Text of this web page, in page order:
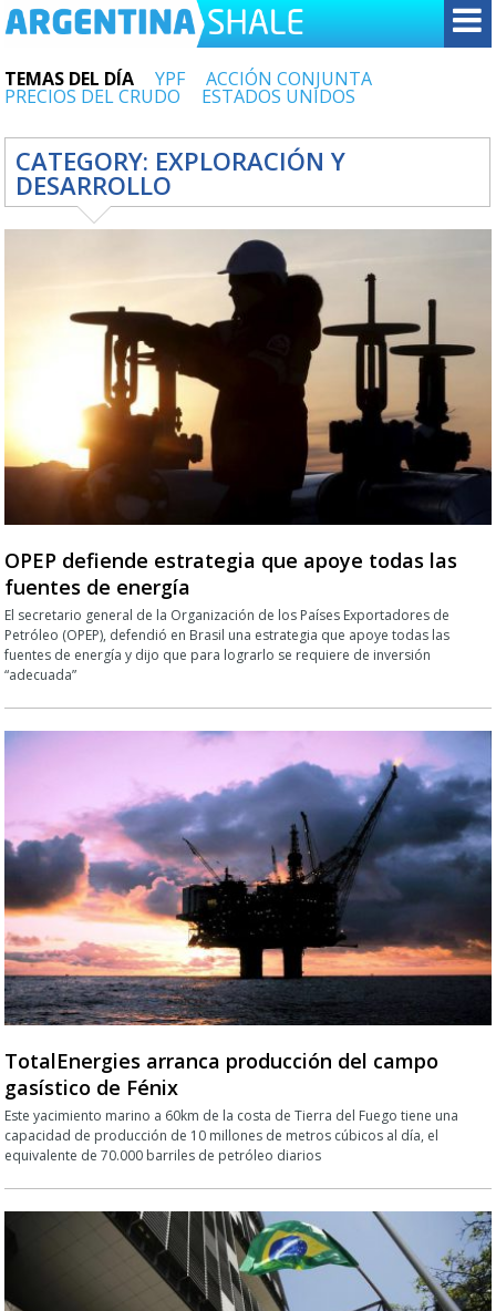
TEMAS DEL DÍA YPF ACCIÓN CONJUNTA
PRECIOS DEL CRUDO ESTADOS UNIDOS
CATEGORY: EXPLORACIÓN Y
DESARROLLO
OPEP defiende estrategia que apoye todas las
fuentes de energía
El secretario general de la Organización de los Países Exportadores de
Petróleo (OPEP), defendió en Brasil una estrategia que apoye todas las
fuentes de energía y dijo que para lograrlo se requiere de inversión
“adecuada”
TotalEnergies arranca producción del campo
gasístico de Fénix
Este yacimiento marino a 60km de la costa de Tierra del Fuego tiene una
capacidad de producción de 10 millones de metros cúbicos al día, el
equivalente de 70.000 barriles de petróleo diarios